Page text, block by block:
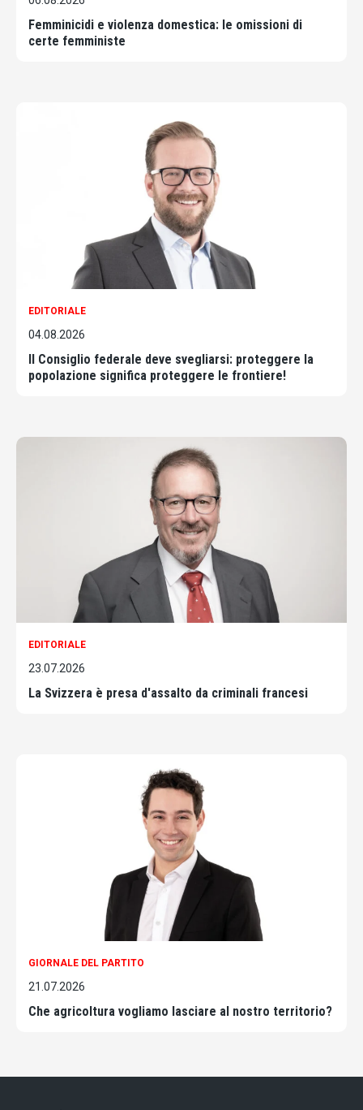
Femminicidi e violenza domestica: le omissioni di
certe femministe
EDITORIALE
04.08.2026
Il Consiglio federale deve svegliarsi: proteggere la
popolazione significa proteggere le frontiere!
EDITORIALE
23.07.2026
La Svizzera è presa d'assalto da criminali francesi
GIORNALE DEL PARTITO
21.07.2026
Che agricoltura vogliamo lasciare al nostro territorio?